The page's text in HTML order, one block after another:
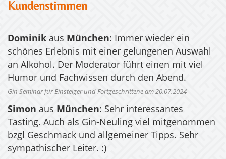
Kundenstimmen
Dominik aus München: Immer wieder ein
schönes Erlebnis mit einer gelungenen Auswahl
an Alkohol. Der Moderator führt einen mit viel
Humor und Fachwissen durch den Abend.
Gin Seminar für Einsteiger und Fortgeschrittene am 20.07.2024
Simon aus München: Sehr interessantes
Tasting. Auch als Gin-Neuling viel mitgenommen
bzgl Geschmack und allgemeiner Tipps. Sehr
sympathischer Leiter. :)